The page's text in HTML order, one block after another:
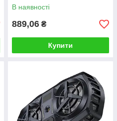
В наявності
889,06 ₴
Купити